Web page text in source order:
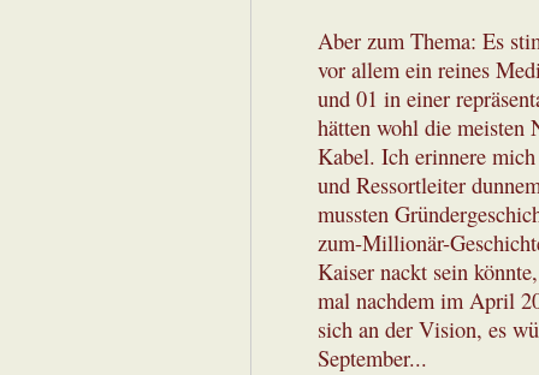
Aber zum Thema: Es
vor allem ein reines
und 01 in einer
hätten wohl die meisten
Kabel. Ich erinnere
und Ressortleiter
mussten
zum-Millionär-
Kaiser nackt sein
mal nachdem im April
sich an der Vision, es
September...